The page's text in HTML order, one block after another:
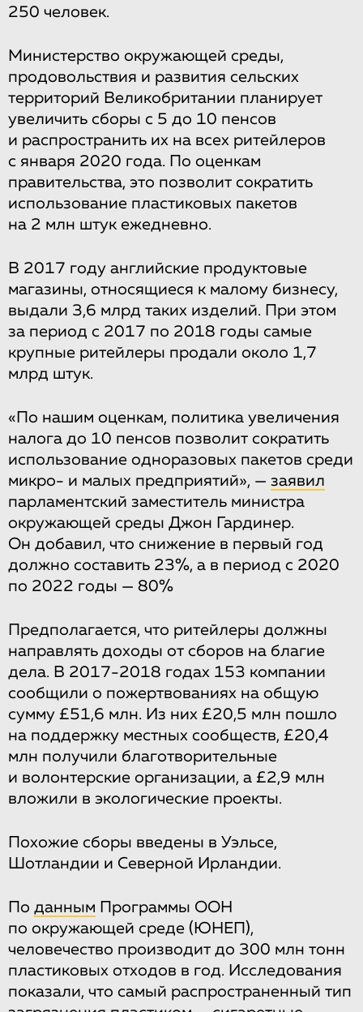
250 человек.
Министерство окружающей среды,
продовольствия и развития сельских
территорий Великобритании планирует
увеличить сборы с 5 до 10 пенсов
и распространить их на всех ритейлеров
с января 2020 года. По оценкам
правительства, это позволит сократить
использование пластиковых пакетов
на 2 млн штук ежедневно.
В 2017 году английские продуктовые
магазины, относящиеся к малому бизнесу,
выдали 3,6 млрд таких изделий. При этом
за период с 2017 по 2018 годы самые
крупные ритейлеры продали около 1,7
млрд штук.
«По нашим оценкам, политика увеличения
налога до 10 пенсов позволит сократить
использование одноразовых пакетов среди
микро- и малых предприятий», — заявил
парламентский заместитель министра
окружающей среды Джон Гардинер.
Он добавил, что снижение в первый год
должно составить 23%, а в период с 2020
по 2022 годы — 80%
Предполагается, что ритейлеры должны
направлять доходы от сборов на благие
дела. В 2017-2018 годах 153 компании
сообщили о пожертвованиях на общую
сумму £51,6 млн. Из них £20,5 млн пошло
на поддержку местных сообществ, £20,4
млн получили благотворительные
и волонтерские организации, а £2,9 млн
вложили в экологические проекты.
Похожие сборы введены в Уэльсе,
Шотландии и Северной Ирландии.
По данным Программы ООН
по окружающей среде (ЮНЕП),
человечество производит до 300 млн тонн
пластиковых отходов в год. Исследования
показали, что самый распространенный тип